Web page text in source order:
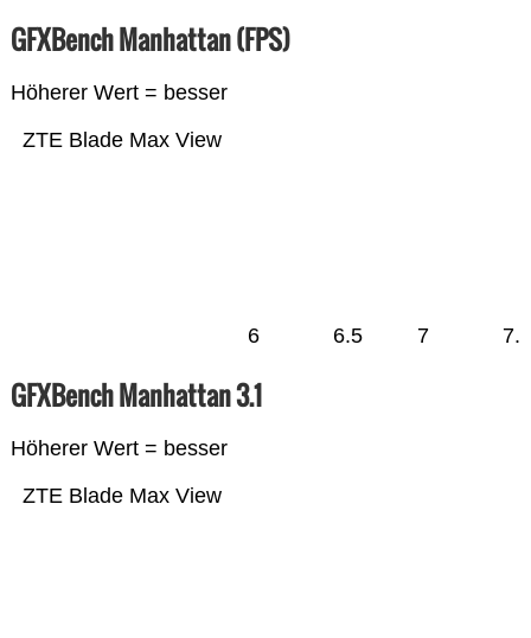
GFXBench Manhattan (FPS)
Höherer Wert = besser
ZTE Blade Max View
6 6.5 7 7.5
GFXBench Manhattan 3.1
Höherer Wert = besser
ZTE Blade Max View